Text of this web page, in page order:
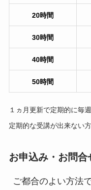
20時間
30時間
40時間
50時間
１ヵ月更新で定期的に毎
定期的な受講が出来ない
お申込み・お問合
ご都合のよい方法